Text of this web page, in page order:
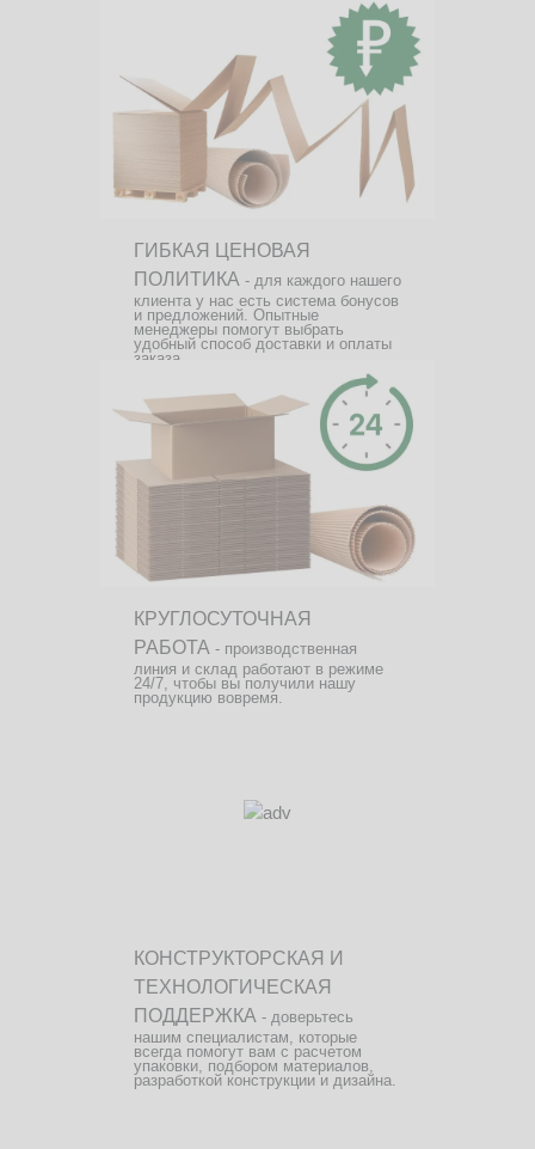
ГИБКАЯ ЦЕНОВАЯ
ПОЛИТИКА - для каждого нашего
клиента у нас есть система бонусов
и предложений. Опытные
менеджеры помогут выбрать
удобный способ доставки и оплаты
заказа.
КРУГЛОСУТОЧНАЯ
РАБОТА - производственная
линия и склад работают в режиме
24/7, чтобы вы получили нашу
продукцию вовремя.
КОНСТРУКТОРСКАЯ И
ТЕХНОЛОГИЧЕСКАЯ
ПОДДЕРЖКА - доверьтесь
нашим специалистам, которые
всегда помогут вам с расчетом
упаковки, подбором материалов,
разработкой конструкции и дизайна.